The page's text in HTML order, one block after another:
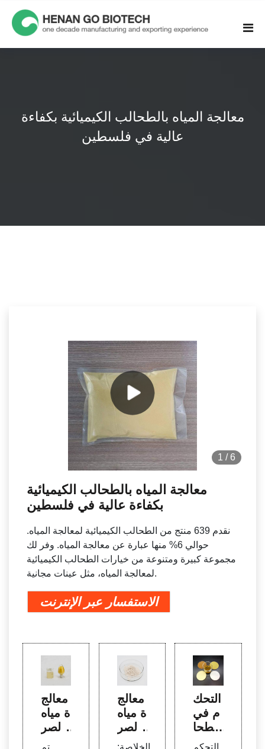
content
معالجة المياه بالطحالب الكيميائية بكفاءة
عالية في فلسطين
1 / 6
معالجة المياه بالطحالب الكيميائية
بكفاءة عالية في فلسطين
نقدم 639 منتج من الطحالب الكيميائية لمعالجة المياه.
حوالي 6% منها عبارة عن معالجة المياه. وفر لك
مجموعة كبيرة ومتنوعة من خيارات الطحالب الكيميائية
لمعالجة المياه، مثل عينات مجانية.
الاستفسار عبر الإنترنت
معالج
ة مياه
الصر
تم
معالج
ة مياه
الصر
ف ال
الخلاصة:
التحك
م في
الطحا
لب ف
التحكم